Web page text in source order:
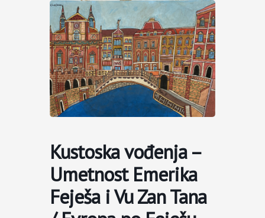
Kustoska vođenja –
Umetnost Emerika
Feješa i Vu Zan Tana